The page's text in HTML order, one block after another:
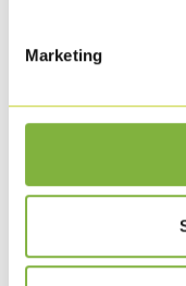
Marketing
vleesbroodjessaté
Download
Product in